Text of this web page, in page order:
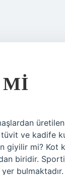
tüvit ve kadife
giyilir mi? Kot
biridir.